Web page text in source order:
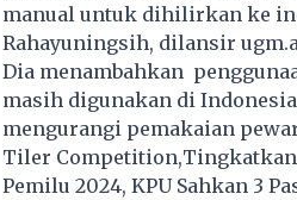
manual untuk dihilirkan ke
Rahayuningsih, dilansir
Dia menambahkan
masih digunakan di
mengurangi pemakaian
Tiler Competition,Tingkatkan
Pemilu 2024, KPU Sahkan 3